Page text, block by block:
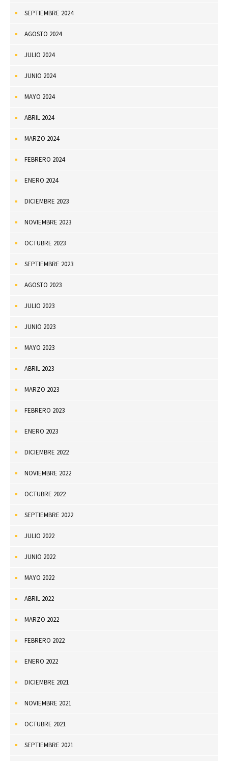
SEPTIEMBRE 2024
AGOSTO 2024
JULIO 2024
JUNIO 2024
MAYO 2024
ABRIL 2024
MARZO 2024
FEBRERO 2024
ENERO 2024
DICIEMBRE 2023
NOVIEMBRE 2023
OCTUBRE 2023
SEPTIEMBRE 2023
AGOSTO 2023
JULIO 2023
JUNIO 2023
MAYO 2023
ABRIL 2023
MARZO 2023
FEBRERO 2023
ENERO 2023
DICIEMBRE 2022
NOVIEMBRE 2022
OCTUBRE 2022
SEPTIEMBRE 2022
JULIO 2022
JUNIO 2022
MAYO 2022
ABRIL 2022
MARZO 2022
FEBRERO 2022
ENERO 2022
DICIEMBRE 2021
NOVIEMBRE 2021
OCTUBRE 2021
SEPTIEMBRE 2021